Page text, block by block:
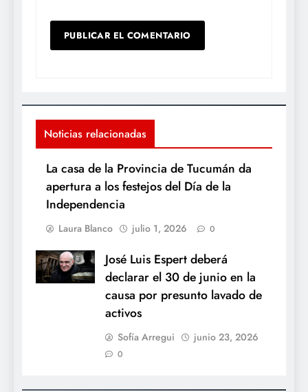
Noticias relacionadas
La casa de la Provincia de Tucumán da
apertura a los festejos del Día de la
Independencia
Laura Blanco julio 1, 2026 0
José Luis Espert deberá
declarar el 30 de junio en la
causa por presunto lavado de
activos
Sofía Arregui junio 23, 2026
0